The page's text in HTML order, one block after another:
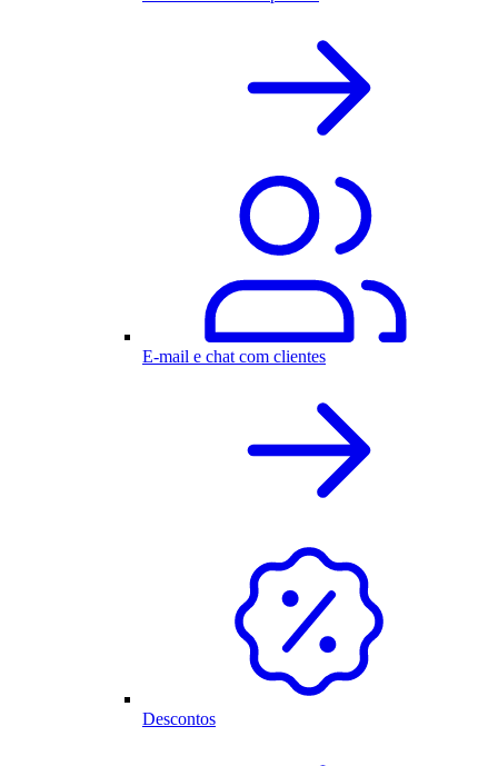
E-mail e chat com clientes
Descontos